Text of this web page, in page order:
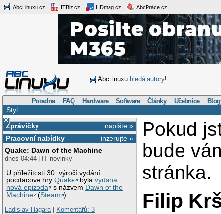
AbcLinuxu.cz ITBiz.cz HDmag.cz AbcPráce.cz
AbcLinuxu hledá autory!
Poradna FAQ Hardware Software Články Učebnice
Styl
×
napište »
Zprávičky
inzerujte »
Pracovní nabídky
Quake: Dawn of the Machine
dnes 04:44 | IT novinky
U příležitosti 30. výročí vydání
počítačové hryQuake bylavydána
nová epizoda
s názvem Dawn of the
Machine
(Steam ).
Ladislav Hagara| Komentářů: 3
Pokud
bude
stránka.
Filip